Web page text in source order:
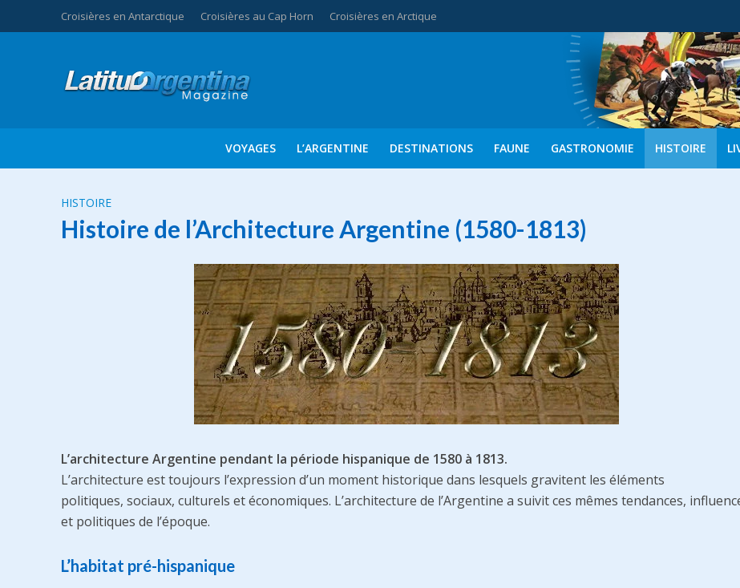
Croisières en Antarctique Croisières au Cap Horn Croisières en Arctique
VOYAGES L’ARGENTINE DESTINATIONS FAUNE GASTRONOMIE HISTOIRE
HISTOIRE
Histoire de l’Architecture Argentine (1580-1813)
L’architecture Argentine pendant la période hispanique de 1580 à 1813.
L’architecture est toujours l’expression d’un moment historique dans lesquels gravitent les éléments
politiques, sociaux, culturels et économiques. L’architecture de l’Argentine a suivit ces mêmes tendances,
et politiques de l’époque.
L’habitat pré-hispanique